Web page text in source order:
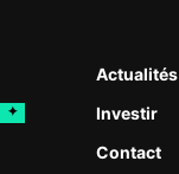
Actualités
✦
Investir
Contact